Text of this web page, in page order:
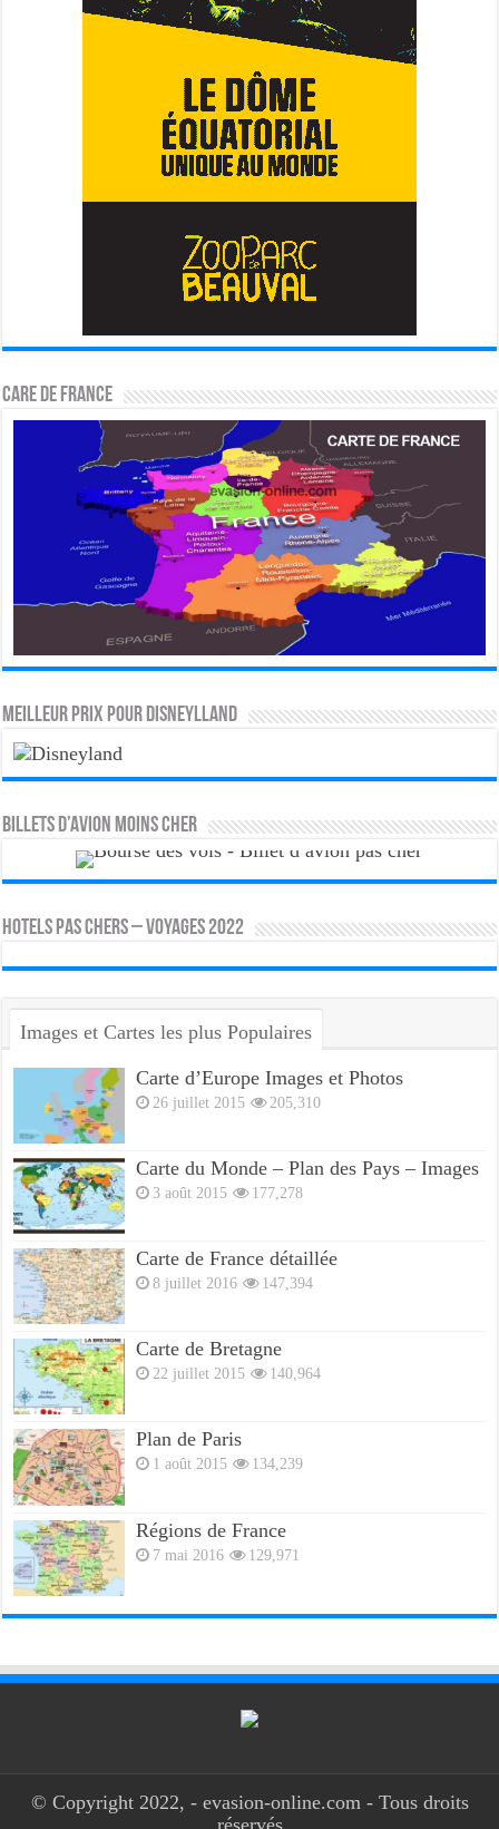
CARE DE FRANCE
MEILLEUR PRIX POUR DISNEYLLAND
Billets d’avion moins cher
HOTELS PAS CHERS – VOYAGES 2022
Images et Cartes les plus Populaires
Carte d’Europe Images et Photos
26 juillet 2015 205,310
Carte du Monde – Plan des Pays – Images
3 août 2015 177,278
Carte de France détaillée
8 juillet 2016 147,394
Carte de Bretagne
22 juillet 2015 140,964
Plan de Paris
1 août 2015 134,239
Régions de France
7 mai 2016 129,971
© Copyright 2022, - evasion-online.com - Tous droits
réservés